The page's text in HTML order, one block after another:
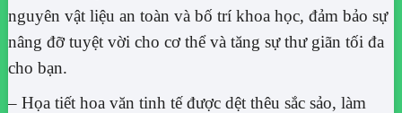
nguyên vật liệu an toàn và bố trí khoa học, đảm bảo sự
nâng đỡ tuyệt vời cho cơ thể và tăng sự thư giãn tối đa
cho bạn.
– Họa tiết hoa văn tinh tế được dệt thêu sắc sảo, làm